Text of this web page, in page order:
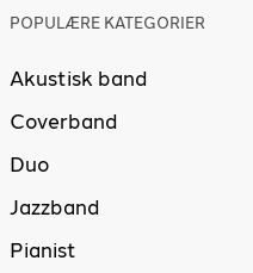
POPULÆRE KATEGORIER
Akustisk band
Coverband
Duo
Jazzband
Pianist